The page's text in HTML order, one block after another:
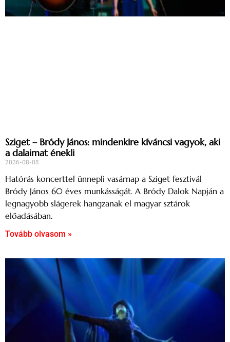
Sziget – Bródy János: mindenkire kíváncsi vagyok, aki
a dalaimat énekli
2026-08-05
Hatórás koncerttel ünnepli vasárnap a Sziget fesztivál
Bródy János 60 éves munkásságát. A Bródy Dalok Napján a
legnagyobb slágerek hangzanak el magyar sztárok
előadásában.
Tovább olvasom »